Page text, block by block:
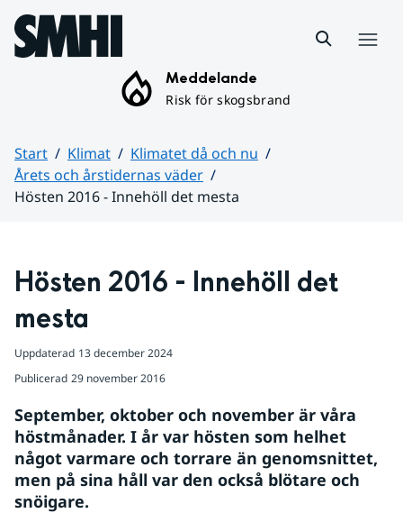
Hoppa till sidans innehåll
Meddelande
Risk för skogsbrand
Start Klimat
Klimatet då och nu
Årets och årstidernas väder
Hösten 2016 - Innehöll det mesta
Hösten 2016 - Innehöll det
mesta
Uppdaterad 13 december 2024
Publicerad 29 november 2016
September, oktober och november är våra
höstmånader. I år var hösten som helhet
något varmare och torrare än genomsnittet,
men på sina håll var den också blötare och
snöigare.